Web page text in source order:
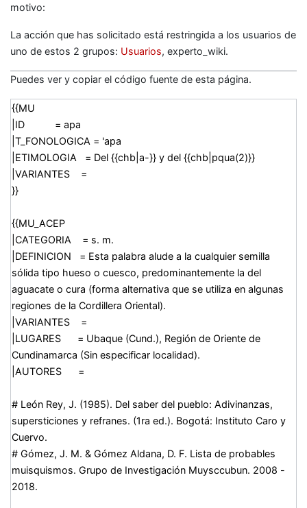
motivo:
La acción que has solicitado está restringida a los usuarios de
uno de estos 2 grupos: Usuarios, experto_wiki.
Puedes ver y copiar el código fuente de esta página.